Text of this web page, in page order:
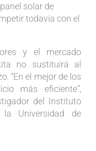
solar de
todavía con el
y el mercado
no sustituirá al
“En el mejor de los
más eficiente”,
del Instituto
Universidad de